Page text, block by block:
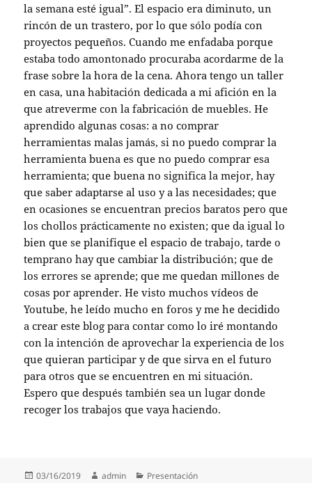
la semana esté igual”. El espacio era diminuto, un
rincón de un trastero, por lo que sólo podía con
proyectos pequeños. Cuando me enfadaba porque
estaba todo amontonado procuraba acordarme de la
frase sobre la hora de la cena. Ahora tengo un taller
en casa, una habitación dedicada a mi afición en la
que atreverme con la fabricación de muebles. He
aprendido algunas cosas: a no comprar
herramientas malas jamás, si no puedo comprar la
herramienta buena es que no puedo comprar esa
herramienta; que buena no significa la mejor, hay
que saber adaptarse al uso y a las necesidades; que
en ocasiones se encuentran precios baratos pero que
los chollos prácticamente no existen; que da igual lo
bien que se planifique el espacio de trabajo, tarde o
temprano hay que cambiar la distribución; que de
los errores se aprende; que me quedan millones de
cosas por aprender. He visto muchos vídeos de
Youtube, he leído mucho en foros y me he decidido
a crear este blog para contar como lo iré montando
con la intención de aprovechar la experiencia de los
que quieran participar y de que sirva en el futuro
para otros que se encuentren en mi situación.
Espero que después también sea un lugar donde
recoger los trabajos que vaya haciendo.
Publicado
03/16/2019 Autor
admin Categorías
Presentación